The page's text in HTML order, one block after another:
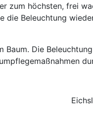
zum höchsten, frei
die Beleuchtung
Baum. Die